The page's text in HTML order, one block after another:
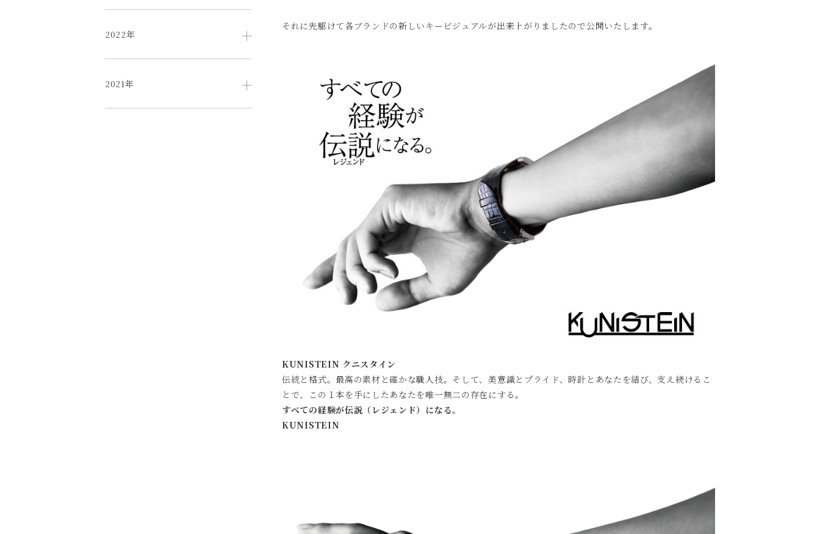
それに先駆けて各ブランドの新しいキービジュアルが出来上がりましたので公開いたします。
KUNISTEIN クニスタイン
伝統と格式。最高の素材と確かな職人技。そして、美意識とプライド、時計とあなたを結び、支え続けるこ
とで、この１本を手にしたあなたを唯一無二の存在にする。
すべての経験が伝説（レジェンド）になる。
KUNISTEIN
2022年
2021年